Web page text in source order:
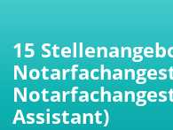
15
Assistant)